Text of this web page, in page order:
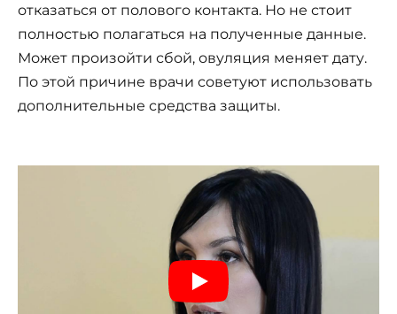
отказаться от полового контакта. Но не стоит
полностью полагаться на полученные данные.
Может произойти сбой, овуляция меняет дату.
По этой причине врачи советуют использовать
дополнительные средства защиты.